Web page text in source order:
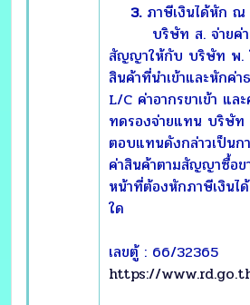
3. ภาษีเงินได้หัก ณ
บริษัท ส. จ่ายค่า
สัญญาให้กับ บริษัท พ.
สินค้าที่นำเข้าและหักค่า
L/C ค่าอากรขาเข้า แล
ทดรองจ่ายแทน บริษัท
ตอบแทนดังกล่าวเป็นกา
ค่าสินค้าตามสัญญาซื้อ
หน้าที่ต้องหักภาษีเงิน
ใด
เลขตู้ : 66/32365
https://